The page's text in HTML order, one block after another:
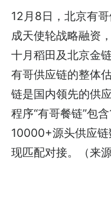
12月8日，北京有
成天使轮战略融资
十月稻田及北京金
有哥供应链的整体
链是国内领先的供
程序“有哥餐链”包
10000+源头供应
现匹配对接。（来